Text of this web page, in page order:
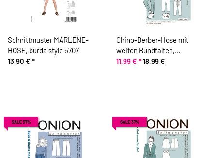
Schnittmuster MARLENE-
HOSE, burda style 5707
13,90 € *
Chino-Berber-Hose mit
weiten Bundfalten,
Schnittmuster ONION 4026
11,99 € *18,99 €
SALE 37% SALE 37%